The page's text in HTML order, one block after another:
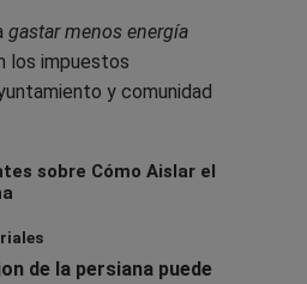
gastar menos energía
los impuestos
y comunidad
sobre Cómo Aislar el
de la persiana puede